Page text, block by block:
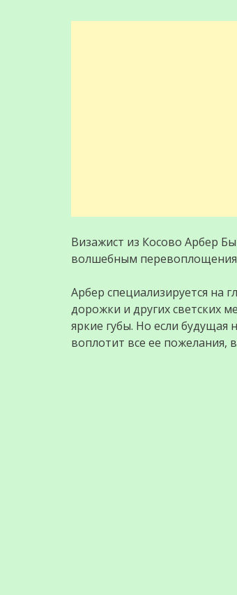
Визажист из Косово Арбер
волшебным
Арбер специализируется на
дорожки и других светских
яркие губы. Но если будущая
воплотит все ее пожелания,